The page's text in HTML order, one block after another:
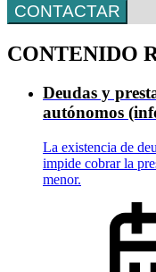
CONTACTAR
CONTENIDO
Deudas y
autónomos
La existencia de
impide cobrar la
menor.